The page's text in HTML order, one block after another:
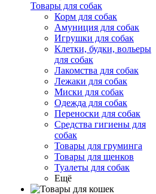
Товары для собак
Корм для собак
Амуниция для собак
Игрушки для собак
Клетки, будки, вольеры
для собак
Лакомства для собак
Лежаки для собак
Миски для собак
Одежда для собак
Переноски для собак
Средства гигиены для
собак
Товары для груминга
Товары для щенков
Туалеты для собак
Ещё